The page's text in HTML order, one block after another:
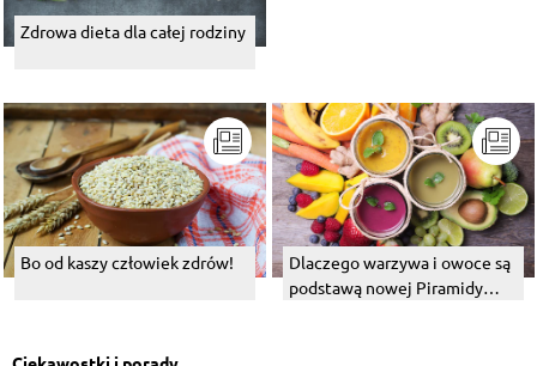
Zdrowa dieta dla całej rodziny
Bo od kaszy człowiek zdrów!
Dlaczego warzywa i owoce są
podstawą nowej Piramidy